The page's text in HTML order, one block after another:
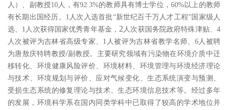
人）、副教授10人，有92.3%的教师具有博士学位，60%以上的教师
有长期出国经历。 1 人次入选首批“新世纪百千万人才工程” 国家级人
选、 1 人次获得国家优秀青年基金，2 人次获国务院政府特殊津贴、4
人次被评为吉林省高级专家、 1 人被评为吉林省教学名师、 6人被聘
为唐敖庆特聘教授/副教授。主要研究领域有污染物在环境介质中迁
移转化、环境健康风险评价、环境材料、环境管理与环境经济理论
与技术、环境规划与评价、应对气候变化、生态系统演变与预测、
受损生态系统的修复理论与技术、生态环境信息技术等。经过多年
的发展， 环境科学系在国内同类学科中已取得了较高的学术地位并